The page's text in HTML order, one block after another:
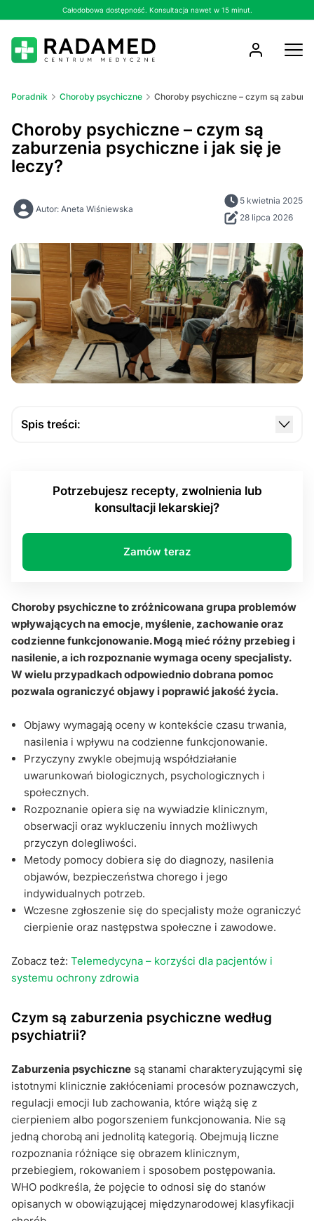
Całodobowa dostępność. Konsultacja nawet w 15 minut.
Poradnik Choroby psychiczne Choroby psychiczne – czym są
Choroby psychiczne – czym są
zaburzenia psychiczne i jak się je
leczy?
Autor: Aneta Wiśniewska
5 kwietnia 2025
28 lipca 2026
Spis treści:
Jakie rodzaje zaburzeń psychicznych występują
Z czego wynikają problemy ze zdrowiem
Choroby psychiczne. Pytania i odpowiedzi
Potrzebujesz recepty, zwolnienia lub
konsultacji lekarskiej?
Zamów teraz
Choroby psychiczne to zróżnicowana grupa problemów
wpływających na emocje, myślenie, zachowanie oraz
codzienne funkcjonowanie. Mogą mieć różny przebieg i
nasilenie, a ich rozpoznanie wymaga oceny specjalisty.
W wielu przypadkach odpowiednio dobrana pomoc
pozwala ograniczyć objawy i poprawić jakość życia.
Objawy wymagają oceny w kontekście czasu trwania,
nasilenia i wpływu na codzienne funkcjonowanie.
Przyczyny zwykle obejmują współdziałanie
uwarunkowań biologicznych, psychologicznych i
społecznych.
Rozpoznanie opiera się na wywiadzie klinicznym,
obserwacji oraz wykluczeniu innych możliwych
przyczyn dolegliwości.
Metody pomocy dobiera się do diagnozy, nasilenia
objawów, bezpieczeństwa chorego i jego
indywidualnych potrzeb.
Wczesne zgłoszenie się do specjalisty może ograniczyć
cierpienie oraz następstwa społeczne i zawodowe.
Zobacz też: Telemedycyna – korzyści dla pacjentów i
systemu ochrony zdrowia
Czym są zaburzenia psychiczne według
psychiatrii?
Zaburzenia psychiczne są stanami charakteryzującymi się
istotnymi klinicznie zakłóceniami procesów poznawczych,
regulacji emocji lub zachowania, które wiążą się z
cierpieniem albo pogorszeniem funkcjonowania. Nie są
jedną chorobą ani jednolitą kategorią. Obejmują liczne
rozpoznania różniące się obrazem klinicznym,
przebiegiem, rokowaniem i sposobem postępowania.
WHO podkreśla, że pojęcie to odnosi się do stanów
opisanych w obowiązującej międzynarodowej klasyfikacji